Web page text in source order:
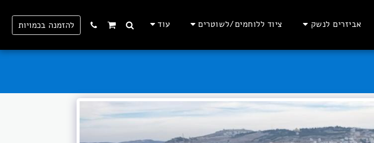
אביזרים לנשק ציוד ללוחמים/לשוטרים עוד להזמנה בכמויות